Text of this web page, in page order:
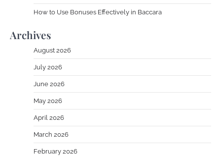
How to Use Bonuses Effectively in Baccara
Archives
August 2026
July 2026
June 2026
May 2026
April 2026
March 2026
February 2026